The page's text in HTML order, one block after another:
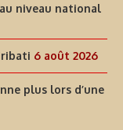
niveau national
6 août 2026
plus lors d’une